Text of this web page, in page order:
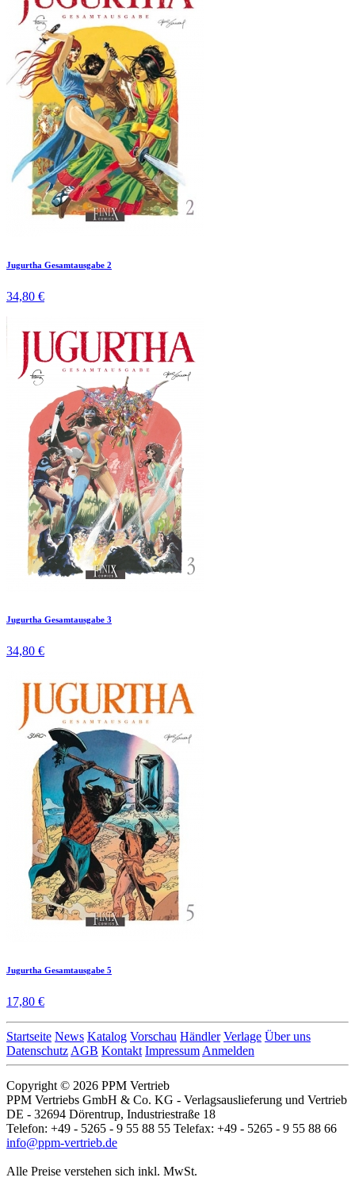
Jugurtha Gesamtausgabe 2
34,80 €
Jugurtha Gesamtausgabe 3
34,80 €
Jugurtha Gesamtausgabe 5
17,80 €
Startseite News Katalog Vorschau Händler Verlage Über uns
Datenschutz AGB Kontakt Impressum Anmelden
Copyright © 2026 PPM Vertrieb
PPM Vertriebs GmbH & Co. KG - Verlagsauslieferung und Vertrieb
DE - 32694 Dörentrup, Industriestraße 18
Telefon: +49 - 5265 - 9 55 88 55 Telefax: +49 - 5265 - 9 55 88 66
info@ppm-vertrieb.de
Alle Preise verstehen sich inkl. MwSt.